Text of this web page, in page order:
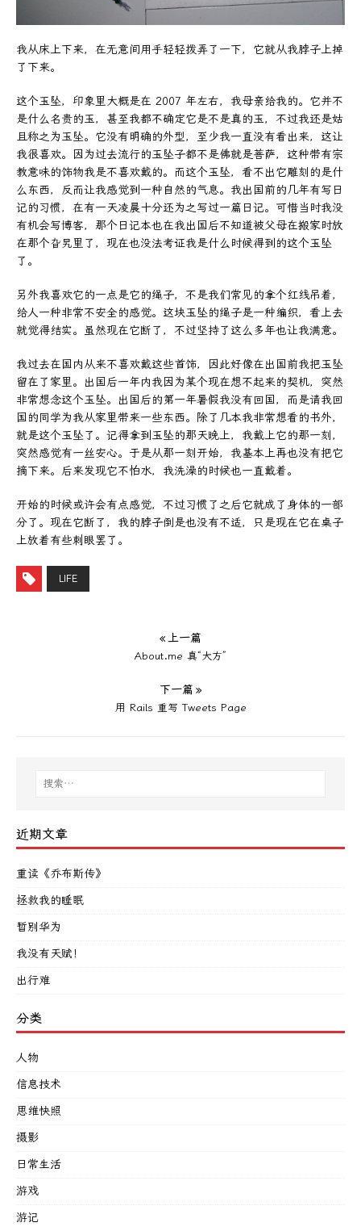
我从床上下来，在无意间用手轻轻拨弄了一下，它就从我脖子上掉
了下来。
这个玉坠，印象里大概是在 2007 年左右，我母亲给我的。它并不
是什么名贵的玉，甚至我都不确定它是不是真的玉，不过我还是姑
且称之为玉坠。它没有明确的外型，至少我一直没有看出来，这让
我很喜欢。因为过去流行的玉坠子都不是佛就是菩萨，这种带有宗
教意味的饰物我是不喜欢戴的。而这个玉坠，看不出它雕刻的是什
么东西，反而让我感觉到一种自然的气息。我出国前的几年有写日
记的习惯，在有一天凌晨十分还为之写过一篇日记。可惜当时我没
有机会写博客，那个日记本也在我出国后不知道被父母在搬家时放
在那个旮旯里了，现在也没法考证我是什么时候得到的这个玉坠
了。
另外我喜欢它的一点是它的绳子，不是我们常见的拿个红线吊着，
给人一种非常不安全的感觉。这块玉坠的绳子是一种编织，看上去
就觉得结实。虽然现在它断了，不过坚持了这么多年也让我满意。
我过去在国内从来不喜欢戴这些首饰，因此好像在出国前我把玉坠
留在了家里。出国后一年内我因为某个现在想不起来的契机，突然
非常想念这个玉坠。出国后的第一年暑假我没有回国，而是请我回
国的同学为我从家里带来一些东西。除了几本我非常想看的书外，
就是这个玉坠了。记得拿到玉坠的那天晚上，我戴上它的那一刻，
突然感觉有一丝安心。于是从那一刻开始，我基本上再也没有把它
摘下来。后来发现它不怕水，我洗澡的时候也一直戴着。
开始的时候或许会有点感觉，不过习惯了之后它就成了身体的一部
分了。现在它断了，我的脖子倒是也没有不适，只是现在它在桌子
上放着有些刺眼罢了。
LIFE
« 上一篇
About.me 真“大方”
下一篇 »
用 Rails 重写 Tweets Page
近期文章
重读《乔布斯传》
拯救我的睡眠
暂别华为
我没有天赋！
出行难
分类
人物
信息技术
思维快照
摄影
日常生活
游戏
游记